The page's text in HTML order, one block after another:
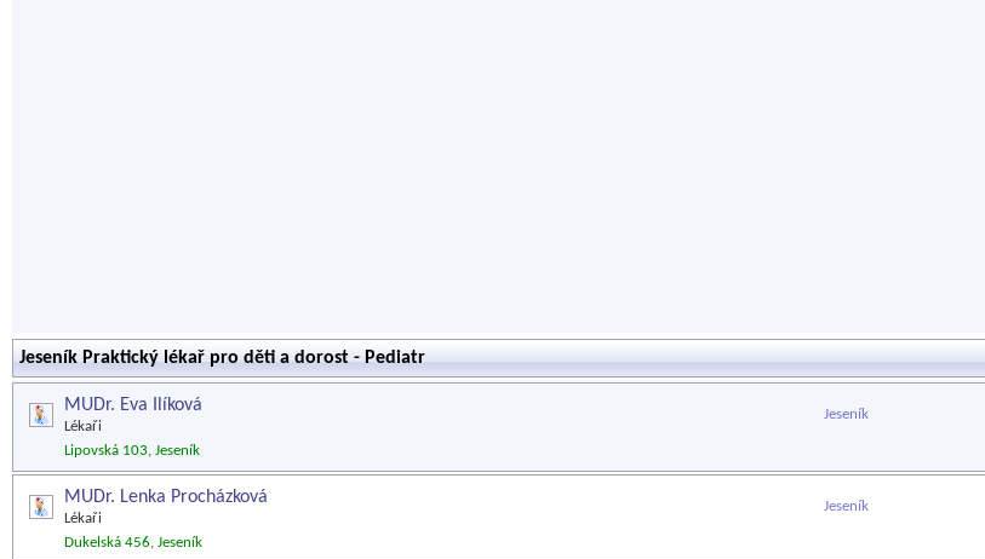
Jeseník Praktický lékař pro děti a dorost - Pediatr
MUDr. Eva Ilíková
Lékaři
Jeseník
Lipovská 103, Jeseník
MUDr. Lenka Procházková
Lékaři
Jeseník
Dukelská 456, Jeseník